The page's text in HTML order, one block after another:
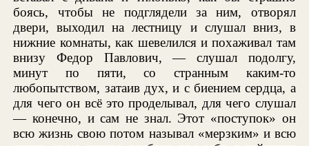
боясь, чтобы не подглядели за ним, отворял
двери, выходил на лестницу и слушал вниз, в
нижние комнаты, как шевелился и похаживал там
внизу Федор Павлович, — слушал подолгу,
минут по пяти, со странным каким-то
любопытством, затаив дух, и с биением сердца, а
для чего он всё это проделывал, для чего слушал
— конечно, и сам не знал. Этот «поступок» он
всю жизнь свою потом называл «мерзким» и всю